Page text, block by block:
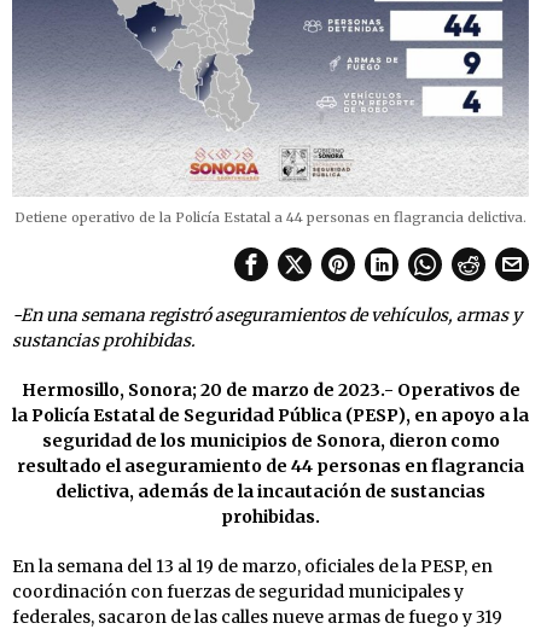
Detiene operativo de la Policía Estatal a 44 personas en flagrancia delictiva.
-En una semana registró aseguramientos de vehículos, armas y
sustancias prohibidas.
Hermosillo, Sonora; 20 de marzo de 2023.- Operativos de
la Policía Estatal de Seguridad Pública (PESP), en apoyo a la
seguridad de los municipios de Sonora, dieron como
resultado el aseguramiento de 44 personas en flagrancia
delictiva, además de la incautación de sustancias
prohibidas.
En la semana del 13 al 19 de marzo, oficiales de la PESP, en
coordinación con fuerzas de seguridad municipales y
federales, sacaron de las calles nueve armas de fuego y 319